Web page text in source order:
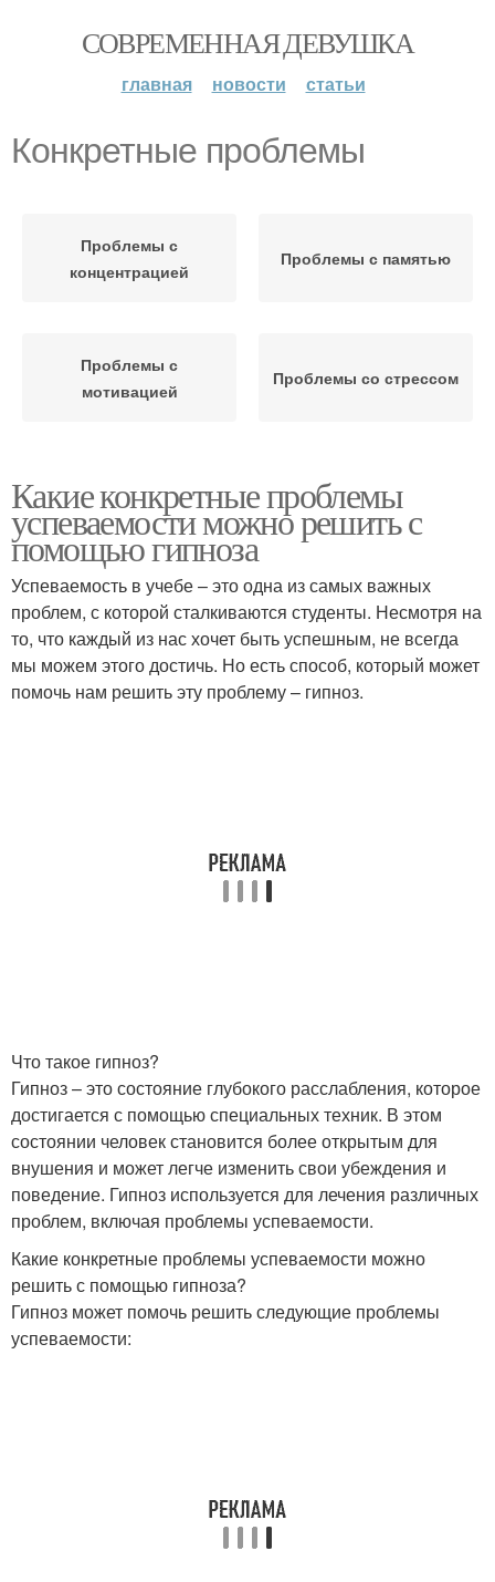
СОВРЕМЕННАЯ ДЕВУШКА
главная новости статьи
Конкретные проблемы
Проблемы с
концентрацией
Проблемы с памятью
Проблемы с
мотивацией
Проблемы со стрессом
Какие конкретные проблемы
успеваемости можно решить с
помощью гипноза
Успеваемость в учебе – это одна из самых важных
проблем, с которой сталкиваются студенты. Несмотря на
то, что каждый из нас хочет быть успешным, не всегда
мы можем этого достичь. Но есть способ, который может
помочь нам решить эту проблему – гипноз.
Что такое гипноз?
Гипноз – это состояние глубокого расслабления, которое
достигается с помощью специальных техник. В этом
состоянии человек становится более открытым для
внушения и может легче изменить свои убеждения и
поведение. Гипноз используется для лечения различных
проблем, включая проблемы успеваемости.
Какие конкретные проблемы успеваемости можно
решить с помощью гипноза?
Гипноз может помочь решить следующие проблемы
успеваемости: